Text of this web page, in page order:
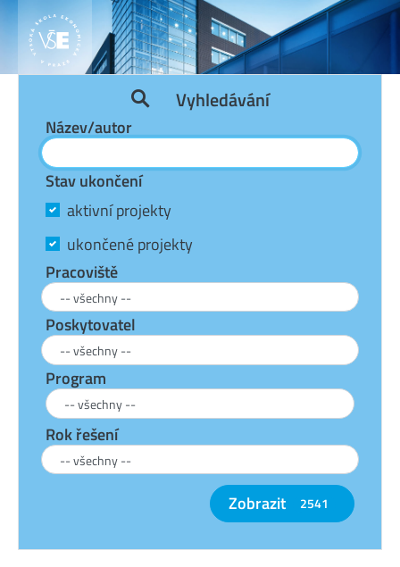
Vyhledávání
Název/autor
Stav ukončení
aktivní projekty
ukončené projekty
Pracoviště
Poskytovatel
Program
Rok řešení
Zobrazit 2541